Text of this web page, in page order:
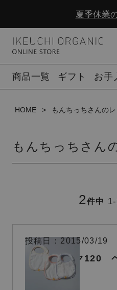
夏季休業
夏季休業
商品一覧 ギフト お手
HOME もんちっちさんの
もんちっちさん
2件中 1-
オーガニック120
投稿日 2015/03/19